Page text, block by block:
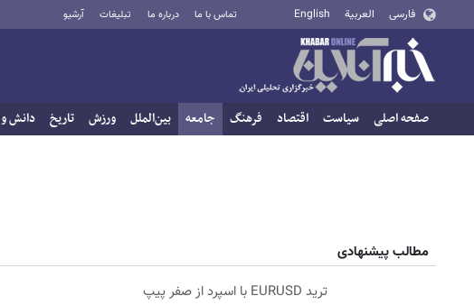
فارسی العربية English تماس با ما درباره ما تبلیغات آرشیو
صفحه اصلی سیاست اقتصاد فرهنگ جامعه بین‌الملل ورزش تاریخ دانش
مطالب پیشنهادی
ترید EURUSD با اسپرد از صفر پیپ